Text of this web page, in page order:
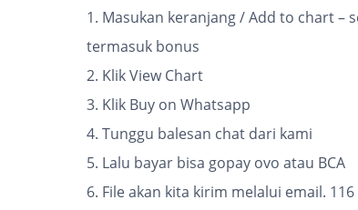
1. Masukan keranjang / Add to chart –
termasuk bonus
2. Klik View Chart
3. Klik Buy on Whatsapp
4. Tunggu balesan chat dari kami
5. Lalu bayar bisa gopay ovo atau BCA
6. File akan kita kirim melalui email. 116